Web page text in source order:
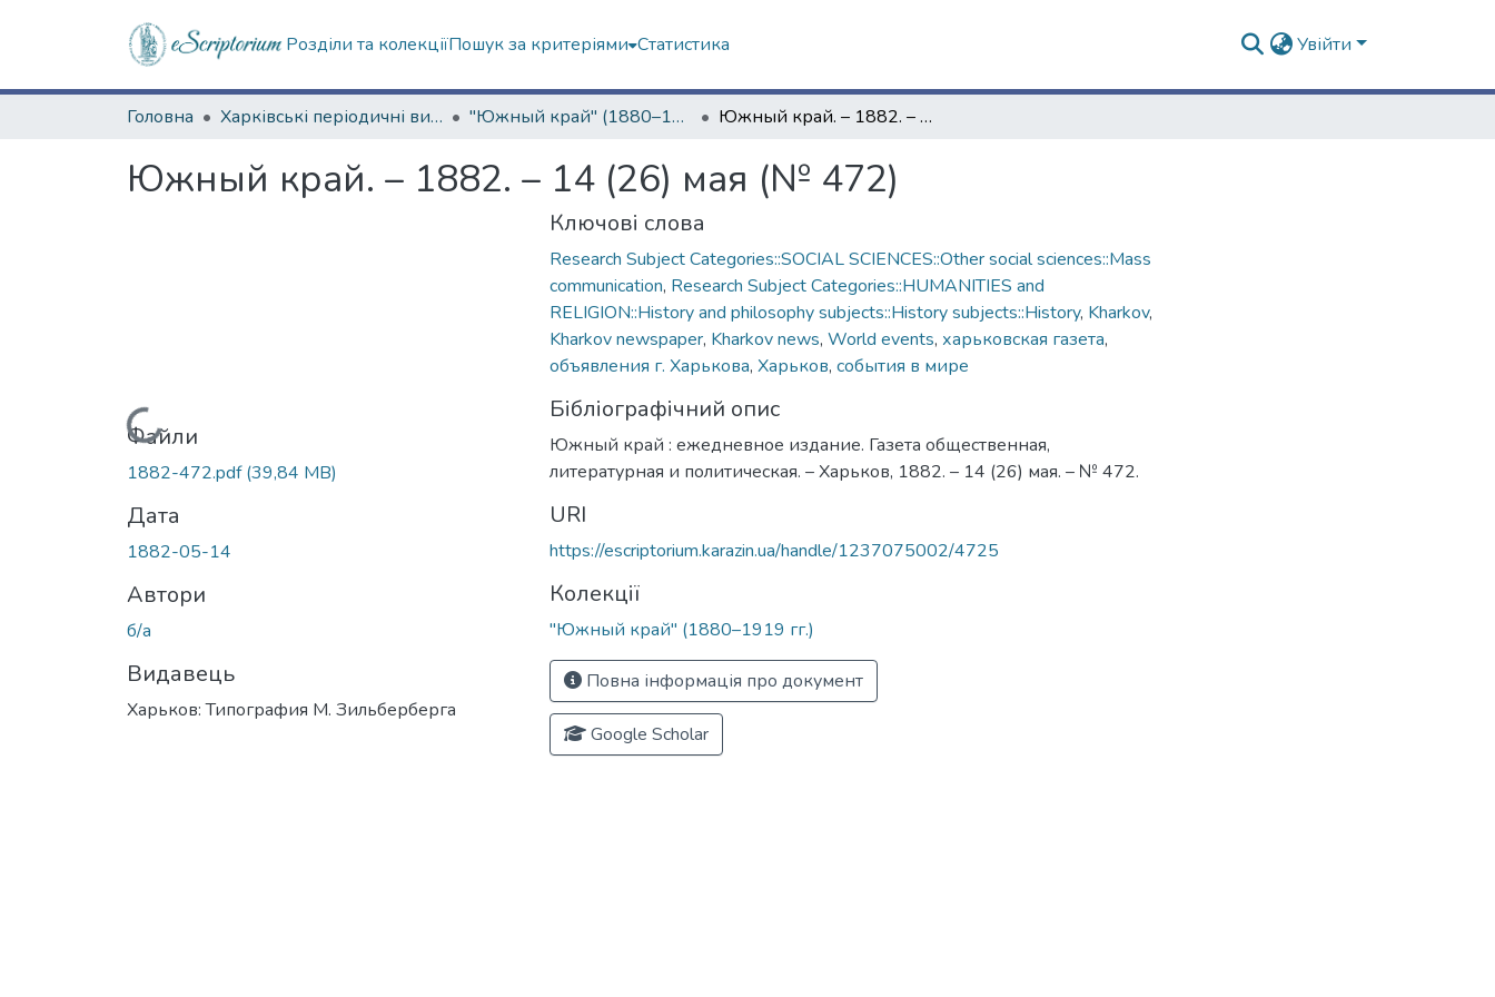
Розділи та колекціїПошук за критеріями Статистика Увійти
Головна Харківські періодичні видання "Южный край" (1880–1919 гг.) Южный край. – 1882. – 14 (26) мая (№ 472)
Южный край. – 1882. – 14 (26) мая (№ 472)
Вантажиться...
Файли
1882-472.pdf(39,84 MB)
Дата
1882-05-14
Автори
б/а
Видавець
Харьков: Типография М. Зильберберга
Ключові слова
Research Subject Categories::SOCIAL SCIENCES::Other social sciences::Mass
communication, Research Subject Categories::HUMANITIES and
RELIGION::History and philosophy subjects::History subjects::History, Kharkov,
Kharkov newspaper, Kharkov news, World events, харьковская газета,
объявления г. Харькова, Харьков, события в мире
Бібліографічний опис
Южный край : ежедневное издание. Газета общественная,
литературная и политическая. – Харьков, 1882. – 14 (26) мая. – № 472.
URI
https://escriptorium.karazin.ua/handle/1237075002/4725
Колекції
"Южный край" (1880–1919 гг.)
Повна інформація про документ
Google Scholar